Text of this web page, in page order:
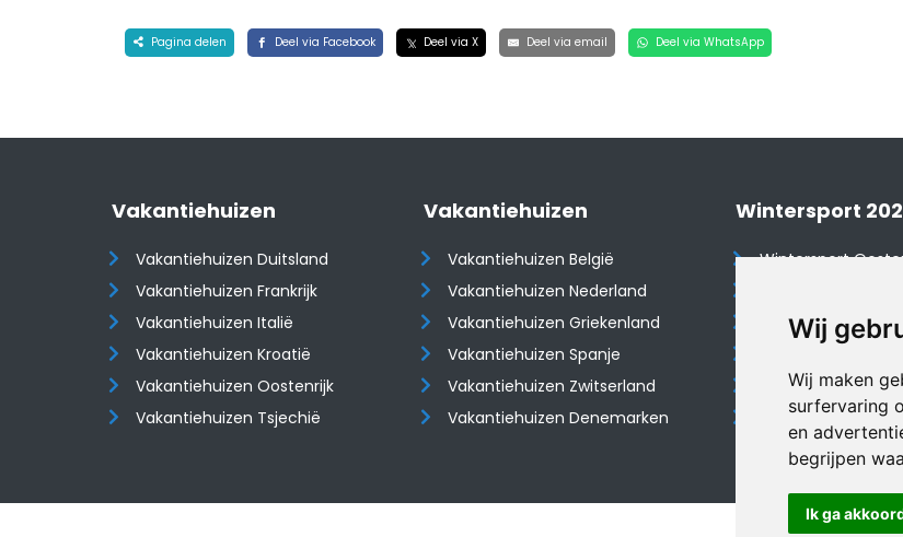
Wij
Wij maken
surfervaring
en
begrijpen
Ik ga
Pagina delen Deel via Facebook Deel via X Deel via email Deel via WhatsApp
Vakantiehuizen
Vakantiehuizen Duitsland
Vakantiehuizen Frankrijk
Vakantiehuizen Italië
Vakantiehuizen Kroatië
​​​​​​​Vakantiehuizen Oostenrijk
Vakantiehuizen Tsjechië
Vakantiehuizen
Vakantiehuizen België
Vakantiehuizen Nederland
Vakantiehuizen Griekenland
Vakantiehuizen Spanje
​​​​​​​Vakantiehuizen Zwitserland
Vakantiehuizen Denemarken
Wintersport
Wintersport
Wintersport
Wintersport
Wintersport Italië